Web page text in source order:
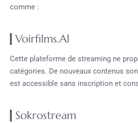
comme :
Voirfilms.Al
Cette plateforme de streaming ne
catégories. De nouveaux contenus
est accessible sans inscription et
Sokrostream